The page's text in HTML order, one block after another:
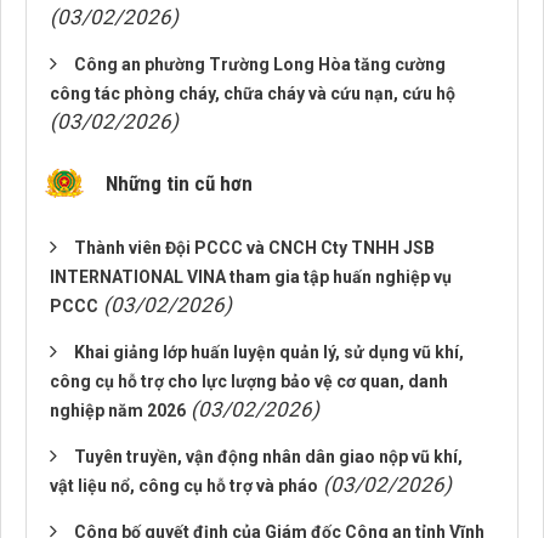
(03/02/2026)
Công an phường Trường Long Hòa tăng cường
công tác phòng cháy, chữa cháy và cứu nạn, cứu hộ
(03/02/2026)
Những tin cũ hơn
Thành viên Đội PCCC và CNCH Cty TNHH JSB
INTERNATIONAL VINA tham gia tập huấn nghiệp vụ
PCCC (03/02/2026)
Khai giảng lớp huấn luyện quản lý, sử dụng vũ khí,
công cụ hỗ trợ cho lực lượng bảo vệ cơ quan, danh
nghiệp năm 2026 (03/02/2026)
Tuyên truyền, vận động nhân dân giao nộp vũ khí,
vật liệu nổ, công cụ hỗ trợ và pháo (03/02/2026)
Công bố quyết định của Giám đốc Công an tỉnh Vĩnh